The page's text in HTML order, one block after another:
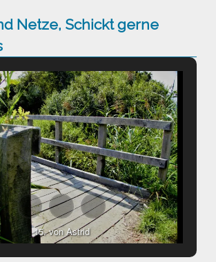
Netze, Schickt gerne
15. von Astrid